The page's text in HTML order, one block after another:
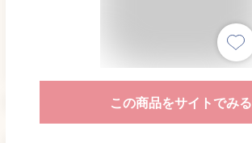
この商品をサイトでみる